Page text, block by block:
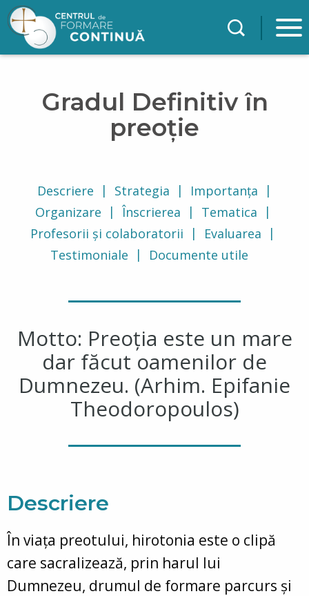
Mergi la conţinutul principal
Gradul Definitiv în
preoție
Descriere Strategia
Importanța
Organizare
Înscrierea
Tematica
Profesorii și colaboratorii
Evaluarea
Testimoniale
Documente utile
Motto: Preoția este un mare
dar făcut oamenilor de
Dumnezeu. (Arhim. Epifanie
Theodoropoulos)
Descriere
În viața preotului, hirotonia este o clipă
care sacralizează, prin harul lui
Dumnezeu, drumul de formare parcurs și